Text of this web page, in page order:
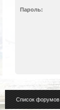
Пароль:
Список форумов